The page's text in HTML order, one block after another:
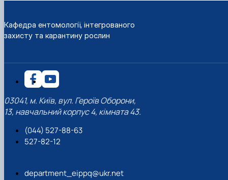
Кафедра ентомології, інтегрованого
захисту та карантину рослин
03041, м. Київ, вул. Героїв Оборони,
13, навчальний корпус 4, кімната 43.
(044) 527-88-63
527-82-12
department_eippq@ukr.net